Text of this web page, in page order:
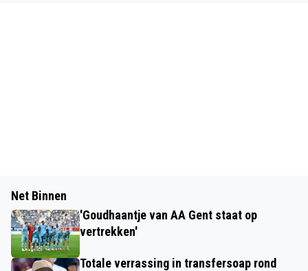
Net Binnen
'Goudhaantje van AA Gent staat op
vertrekken'
Totale verrassing in transfersoap rond